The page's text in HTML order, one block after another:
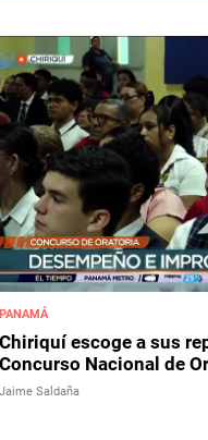
PANAMÁ
Chiriquí escoge a sus
Concurso Nacional de
Jaime Saldaña